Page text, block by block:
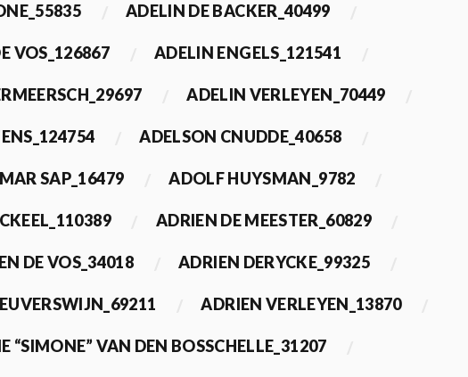
ADELIN DE BACKER_40499
VOS_126867 ADELIN ENGELS_121541
ADELIN VERLEYEN_70449
ADELSON CNUDDE_40658
SAP_16479 ADOLF HUYSMAN_9782
ADRIEN DE MEESTER_60829
DE VOS_34018 ADRIEN DERYCKE_99325
ADRIEN VERLEYEN_13870
“SIMONE” VAN DEN BOSSCHELLE_31207